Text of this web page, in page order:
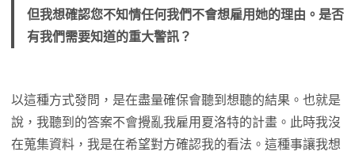
但我想確認您不知情任何我們不會想雇用她的理由。是否
有我們需要知道的重大警訊？
以這種方式發問，是在盡量確保會聽到想聽的結果。也就是
說，我聽到的答案不會攪亂我雇用夏洛特的計畫。此時我沒
在蒐集資料，我是在希望對方確認我的看法。這種事讓我想